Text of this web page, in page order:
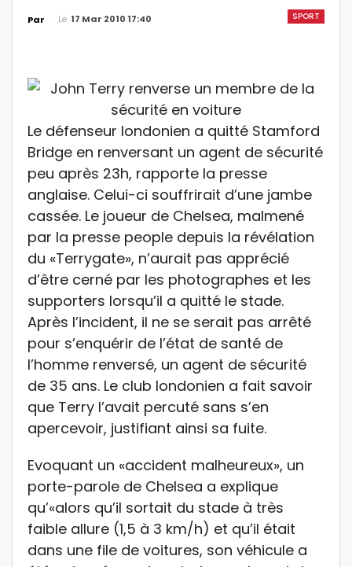
SPORT
Par Le 17 Mar 2010 17:40
Le défenseur londonien a quitté Stamford
Bridge en renversant un agent de sécurité
peu après 23h, rapporte la presse
anglaise. Celui-ci souffrirait d’une jambe
cassée. Le joueur de Chelsea, malmené
par la presse people depuis la révélation
du «Terrygate», n’aurait pas apprécié
d’être cerné par les photographes et les
supporters lorsqu’il a quitté le stade.
Après l’incident, il ne se serait pas arrêté
pour s’enquérir de l’état de santé de
l’homme renversé, un agent de sécurité
de 35 ans. Le club londonien a fait savoir
que Terry l’avait percuté sans s’en
apercevoir, justifiant ainsi sa fuite.
Evoquant un «accident malheureux», un
porte-parole de Chelsea a explique
qu’«alors qu’il sortait du stade à très
faible allure (1,5 à 3 km/h) et qu’il était
dans une file de voitures, son véhicule a